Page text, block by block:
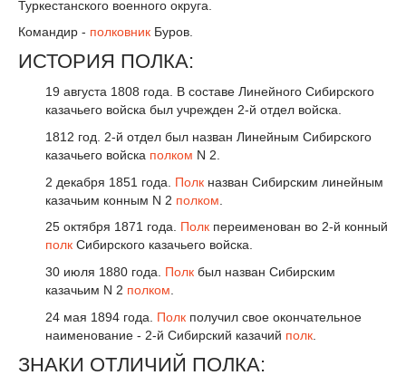
Туркестанского военного округа.
Командир - полковник Буров.
ИСТОРИЯ ПОЛКА:
19 августа 1808 года. В составе Линейного Сибирского
казачьего войска был учрежден 2-й отдел войска.
1812 год. 2-й отдел был назван Линейным Сибирского
казачьего войска полком N 2.
2 декабря 1851 года. Полк назван Сибирским линейным
казачьим конным N 2 полком
25 октября 1871 года. Полк переименован во 2-й конный
полк Сибирского казачьего войска.
30 июля 1880 года. Полк был назван Сибирским
казачьим N 2 полком
24 мая 1894 года. Полк получил свое окончательное
наименование - 2-й Сибирский казачий полк
ЗНАКИ ОТЛИЧИЙ ПОЛКА: